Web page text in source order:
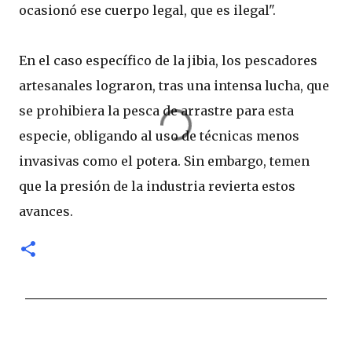
ocasionó ese cuerpo legal, que es ilegal".
En el caso específico de la jibia, los pescadores
artesanales lograron, tras una intensa lucha, que
se prohibiera la pesca de arrastre para esta
especie, obligando al uso de técnicas menos
invasivas como el potera. Sin embargo, temen
que la presión de la industria revierta estos
avances.